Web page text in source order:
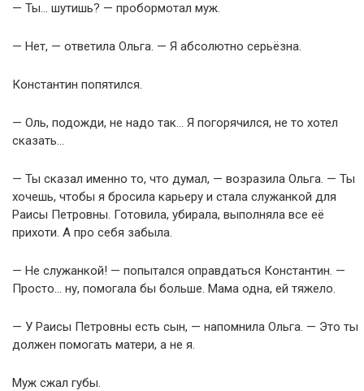
— Ты… шутишь? — пробормотал муж.
— Нет, — ответила Ольга. — Я абсолютно серьёзна.
Константин попятился.
— Оль, подожди, не надо так… Я погорячился, не то хотел
сказать…
— Ты сказал именно то, что думал, — возразила Ольга. — Ты
хочешь, чтобы я бросила карьеру и стала служанкой для
Раисы Петровны. Готовила, убирала, выполняла все её
прихоти. А про себя забыла.
— Не служанкой! — попытался оправдаться Константин. —
Просто… ну, помогала бы больше. Мама одна, ей тяжело.
— У Раисы Петровны есть сын, — напомнила Ольга. — Это ты
должен помогать матери, а не я.
Муж сжал губы.